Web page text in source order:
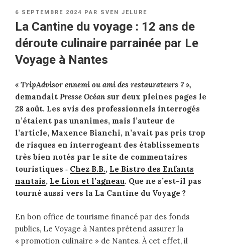
PUBLIÉ
LE
6 SEPTEMBRE 2024 PAR SVEN JELURE
La Cantine du voyage : 12 ans de
déroute culinaire parrainée par Le
Voyage à Nantes
« TripAdvisor ennemi ou ami des restaurateurs ? »,
demandait Presse Océan sur deux pleines pages le
28 août. Les avis des professionnels interrogés
n’étaient pas unanimes, mais l’auteur de
l’article, Maxence Bianchi, n’avait pas pris trop
de risques en interrogeant des établissements
très bien notés par le site de commentaires
touristiques ‑ Chez B.B., Le Bistro des Enfants
nantais, Le Lion et l’agneau. Que ne s’est-il pas
tourné aussi vers la La Cantine du Voyage ?
En bon office de tourisme financé par des fonds
publics, Le Voyage à Nantes prétend assurer la
« promotion culinaire » de Nantes. À cet effet, il